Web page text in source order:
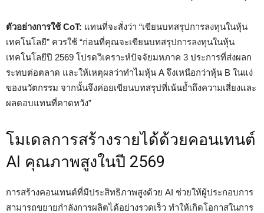
ตัวอย่างการใช้ CoT: แทนที่จะสั่งว่า “เขียนบทสรุปการลงทุนในหุ้น
เทคโนโลยี” ควรใช้ “ก่อนที่คุณจะเขียนบทสรุปการลงทุนในหุ้น
เทคโนโลยีปี 2569 โปรดวิเคราะห์ปัจจัยมหภาค 3 ประการที่ส่งผลก
ระทบต่อตลาด และให้เหตุผลว่าทำไมหุ้น A จึงเหนือกว่าหุ้น B ในแง่
ของนวัตกรรม จากนั้นจึงค่อยเขียนบทสรุปที่เน้นย้ำถึงความเสี่ยงและ
ผลตอบแทนที่คาดหวัง”
โมเดลการสร้างรายได้ด้วยคอนเทนต์
AI คุณภาพสูงในปี 2569
การสร้างคอนเทนต์ที่มีประสิทธิภาพสูงด้วย AI ช่วยให้ผู้ประกอบการ
สามารถขยายกำลังการผลิตได้อย่างรวดเร็ว ทำให้เกิดโอกาสในการ